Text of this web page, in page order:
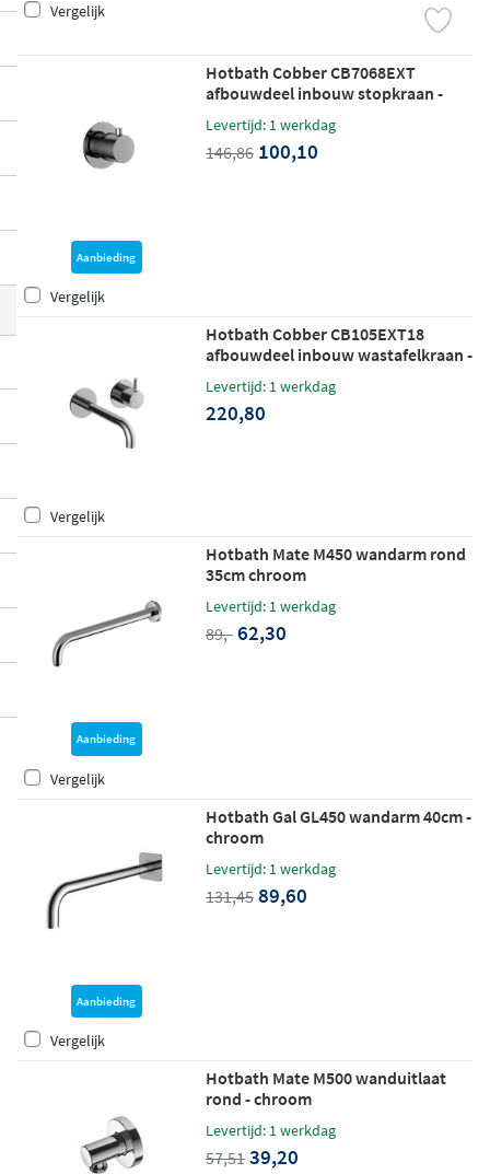
herkenbare stijl kunt inrichten. Of u nu op
kraan of een complete inbouwdoucheset,
nodig heeft.
Vergelijk
Aanbieding
Hotbath Cobber CB7068EXT
afbouwdeel inbouw stopkraan -
Levertijd: 1 werkdag
146,86 100,10
Vergelijk
Hotbath Cobber CB105EXT18
afbouwdeel inbouw wastafelkraan -
18cm uitloop - chroom
Levertijd: 1 werkdag
220,80
Vergelijk
Aanbieding
Hotbath Mate M450 wandarm rond
35cm chroom
Levertijd: 1 werkdag
89,- 62,30
Vergelijk
Aanbieding
Hotbath Gal GL450 wandarm 40cm -
chroom
Levertijd: 1 werkdag
131,45 89,60
Vergelijk
Hotbath Mate M500 wanduitlaat
rond - chroom
Levertijd: 1 werkdag
57,51 39,20